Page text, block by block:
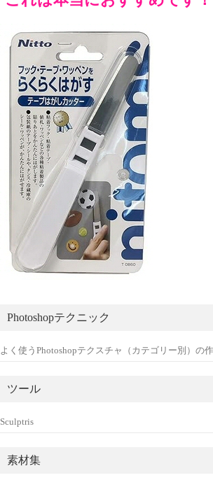
Photoshopテクニック
よく使うPhotoshopテクスチャ（カテゴリー別）の
ツール
Sculptris
素材集